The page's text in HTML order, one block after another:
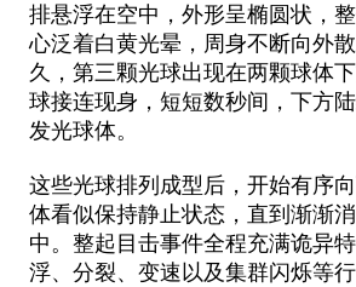
排悬浮在空中，外形呈椭圆状，
心泛着白黄光晕，周身不断向外
久，第三颗光球出现在两颗球体
球接连现身，短短数秒间，下方
发光球体。
这些光球排列成型后，开始有序
体看似保持静止状态，直到渐渐
中。整起目击事件全程充满诡异
浮、分裂、变速以及集群闪烁等